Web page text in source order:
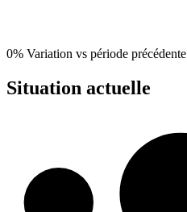
0% Variation vs période précédente
Situation actuelle